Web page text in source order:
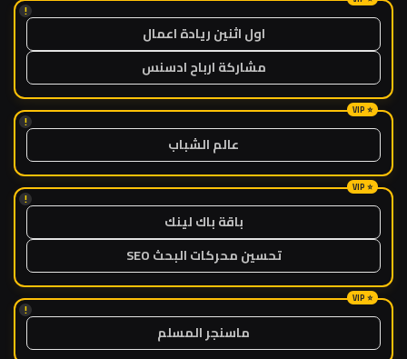
!
اول اثنين ريادة اعمال
مشاركة ارباح ادسنس
!
عالم الشباب
!
باقة باك لينك
تحسين محركات البحث SEO
!
ماسنجر المسلم